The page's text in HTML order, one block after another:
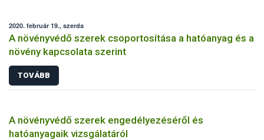
2020. február 19., szerda
A növényvédő szerek csoportosítása a hatóanyag és a
növény kapcsolata szerint
TOVÁBB
A növényvédő szerek engedélyezéséről és
hatóanyagaik vizsgálatáról